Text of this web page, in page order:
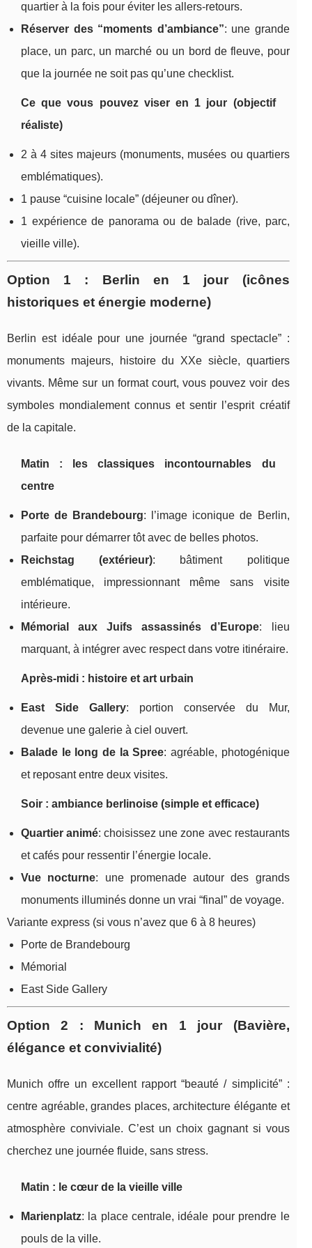
quartier à la fois pour éviter les allers-retours.
Réserver des “moments d’ambiance”: une grande
place, un parc, un marché ou un bord de fleuve, pour
que la journée ne soit pas qu’une checklist.
Ce que vous pouvez viser en 1 jour (objectif
réaliste)
2 à 4 sites majeurs (monuments, musées ou quartiers
emblématiques).
1 pause “cuisine locale” (déjeuner ou dîner).
1 expérience de panorama ou de balade (rive, parc,
vieille ville).
Option 1 : Berlin en 1 jour (icônes
historiques et énergie moderne)
Berlin est idéale pour une journée “grand spectacle” :
monuments majeurs, histoire du XXe siècle, quartiers
vivants. Même sur un format court, vous pouvez voir des
symboles mondialement connus et sentir l’esprit créatif
de la capitale.
Matin : les classiques incontournables du
centre
Porte de Brandebourg: l’image iconique de Berlin,
parfaite pour démarrer tôt avec de belles photos.
Reichstag (extérieur): bâtiment politique
emblématique, impressionnant même sans visite
intérieure.
Mémorial aux Juifs assassinés d’Europe: lieu
marquant, à intégrer avec respect dans votre itinéraire.
Après-midi : histoire et art urbain
East Side Gallery: portion conservée du Mur,
devenue une galerie à ciel ouvert.
Balade le long de la Spree: agréable, photogénique
et reposant entre deux visites.
Soir : ambiance berlinoise (simple et efficace)
Quartier animé: choisissez une zone avec restaurants
et cafés pour ressentir l’énergie locale.
Vue nocturne: une promenade autour des grands
monuments illuminés donne un vrai “final” de voyage.
Variante express (si vous n’avez que 6 à 8 heures)
Porte de Brandebourg
Mémorial
East Side Gallery
Option 2 : Munich en 1 jour (Bavière,
élégance et convivialité)
Munich offre un excellent rapport “beauté / simplicité” :
centre agréable, grandes places, architecture élégante et
atmosphère conviviale. C’est un choix gagnant si vous
cherchez une journée fluide, sans stress.
Matin : le cœur de la vieille ville
Marienplatz: la place centrale, idéale pour prendre le
pouls de la ville.